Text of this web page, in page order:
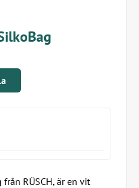
RÜSCH, är en vit